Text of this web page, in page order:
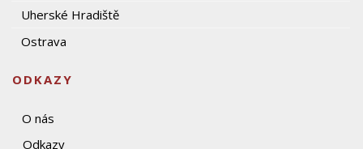
Uherské Hradiště
Ostrava
ODKAZY
O nás
Odkazy